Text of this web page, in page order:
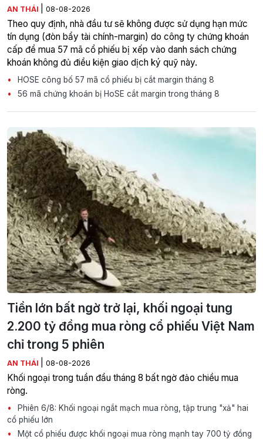
AN THÁI 08-08-2026
Theo quy định, nhà đầu tư sẽ không được sử dụng hạn mức
tín dụng (đòn bẩy tài chính-margin) do công ty chứng khoán
cấp để mua 57 mã cổ phiếu bị xếp vào danh sách chứng
khoán không đủ điều kiện giao dịch ký quỹ này.
HOSE công bố 57 mã cổ phiếu bị cắt margin tháng 8
56 mã chứng khoán bị HoSE cắt margin trong tháng 8
Tiền lớn bất ngờ trở lại, khối ngoại tung
2.200 tỷ đồng mua ròng cổ phiếu Việt Nam
chỉ trong 5 phiên
AN THÁI 08-08-2026
Khối ngoại trong tuần đầu tháng 8 bất ngờ đảo chiều mua
ròng.
Phiên 6/8: Khối ngoại ngắt mạch mua ròng, tập trung "xả" hai
cổ phiếu lớn
Một cổ phiếu được khối ngoại mua ròng mạnh tay 700 tỷ đồng